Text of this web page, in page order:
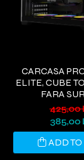
CARCASA
ELITE, CUBE
FARA
NEGRU
425,00
385,00
ADD